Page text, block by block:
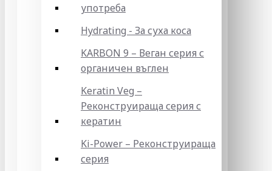
употреба
Hydrating - За суха коса
KARBON 9 – Веган серия с
органичен въглен
Keratin Veg –
Реконструираща серия с
кератин
Ki-Power – Реконструираща
серия